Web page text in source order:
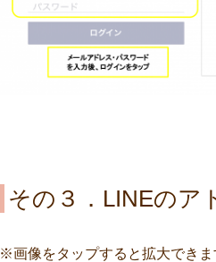
その３．LINEのア
※画像をタップすると拡大できま